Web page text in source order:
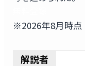
※2026年8月時点
解説者